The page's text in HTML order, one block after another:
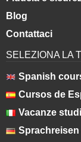
Blog
Contattaci
SELEZIONA LA
Spanish
Cursos de
Vacanze
Sprachreisen